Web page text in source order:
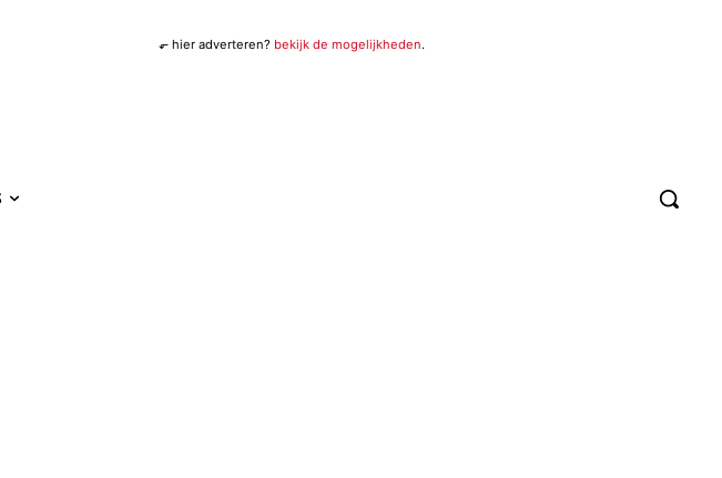
⬐ hier adverteren? bekijk de mogelijkheden.